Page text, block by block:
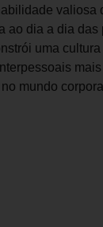
valiosa
ao dia a dia das
uma
mundo